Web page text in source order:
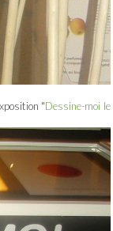
"Dessine-moi le